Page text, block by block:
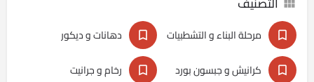
مرحلة البناء و التشطبيات
دهانات و ديكور
كرانيش و جبسون بورد
رخام و جرانيت